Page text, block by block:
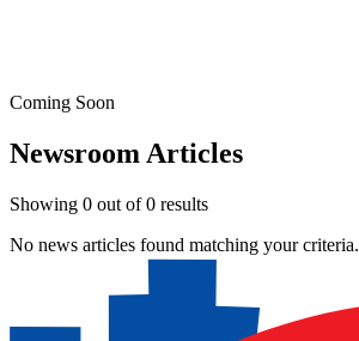
Coming Soon
Newsroom Articles
Showing 0 out of0 results
No news articles found matching your criteria.